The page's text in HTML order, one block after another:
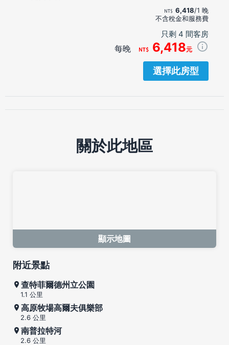
6,418/1 晚
不含稅金和服務費
只剩 4 間客房
每晚 6,418元
選擇此房型
關於此地區
顯示地圖
附近景點
查特菲爾德州立公園
1.1 公里
高原牧場高爾夫俱樂部
2.6 公里
南普拉特河
2.6 公里